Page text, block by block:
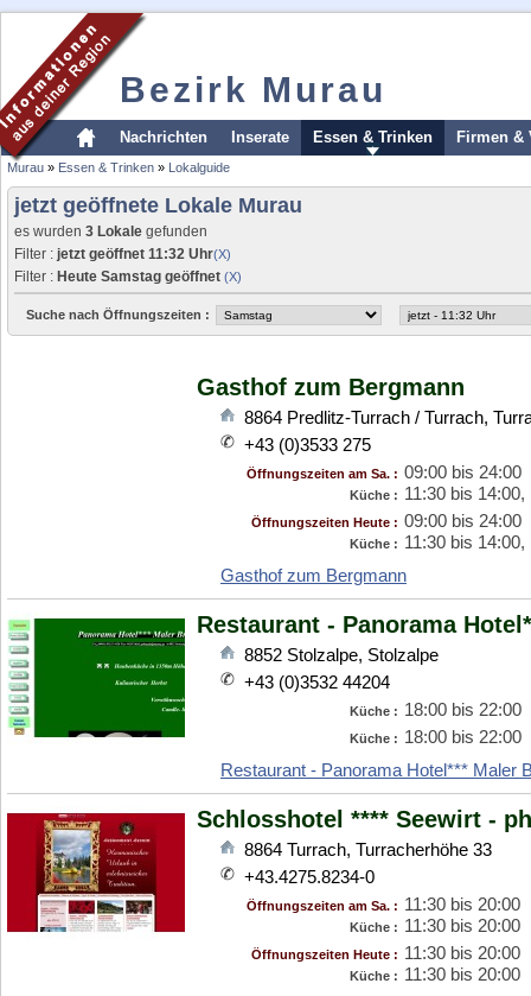
Bezirk Murau
Nachrichten Inserate Essen & Trinken Firmen &
Murau » Essen & Trinken » Lokalguide
jetzt geöffnete Lokale Murau
es wurden 3 Lokale gefunden
Filter : jetzt geöffnet 11:32 Uhr(X)
Filter : Heute Samstag geöffnet (X)
Suche nach Öffnungszeiten :
Gasthof zum Bergmann
8864 Predlitz-Turrach / Turrach,
+43 (0)3533 275
Öffnungszeiten am Sa. : 09:00 bis 24:00
Küche : 11:30 bis
Öffnungszeiten Heute : 09:00 bis 24:00
Küche : 11:30 bis
Gasthof zum Bergmann
Restaurant - Panorama
8852 Stolzalpe, Stolzalpe
+43 (0)3532 44204
Küche : 18:00 bis 22:00
Küche : 18:00 bis 22:00
Restaurant - Panorama Hotel*** Maler
Schlosshotel **** Seewirt -
8864 Turrach, Turracherhöhe 33
+43.4275.8234-0
Öffnungszeiten am Sa. : 11:30 bis 20:00
Küche : 11:30 bis 20:00
Öffnungszeiten Heute : 11:30 bis 20:00
Küche : 11:30 bis 20:00